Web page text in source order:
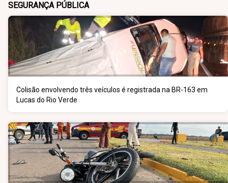
SEGURANÇA PÚBLICA
Colisão envolvendo três veículos é registrada na BR-163 em
Lucas do Rio Verde